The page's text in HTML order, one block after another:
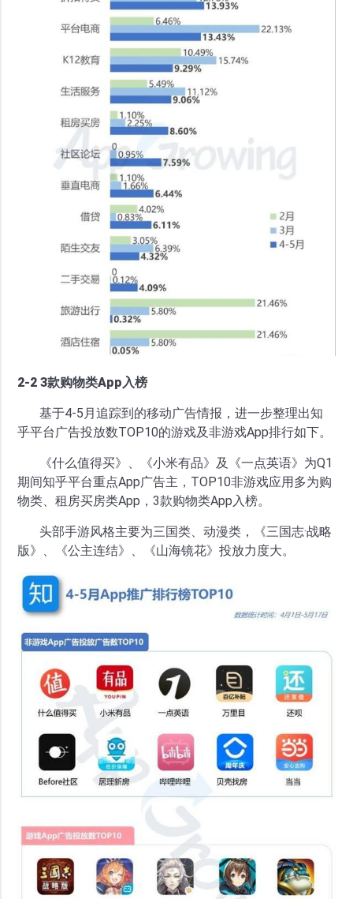
2-2 3款购物类App入榜
基于4-5月追踪到的移动广告情报，进一步整理出知
乎平台广告投放数TOP10的游戏及非游戏App排行如下。
《什么值得买》、《小米有品》及《一点英语》为Q1
期间知乎平台重点App广告主，TOP10非游戏应用多为购
物类、租房买房类App，3款购物类App入榜。
头部手游风格主要为三国类、动漫类，《三国志·战略
版》、《公主连结》、《山海镜花》投放力度大。